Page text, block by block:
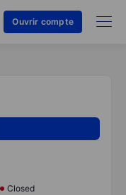
Ouvrir compte
Closed